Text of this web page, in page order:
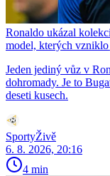
Ronaldo ukázal
model, kterých vzniklo
Jeden jediný vůz v
dohromady. Je to
deseti kusech.
SportyŽivě
6. 8. 2026, 20:16
4 min